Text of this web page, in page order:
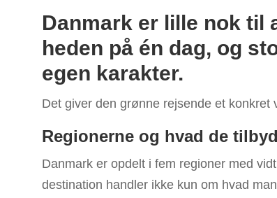
Danmark er lille nok til
heden på én dag, og
egen karakter.
Det giver den grønne rejsende et konkret
Regionerne og hvad de
Danmark er opdelt i fem regioner med
destination handler ikke kun om hvad